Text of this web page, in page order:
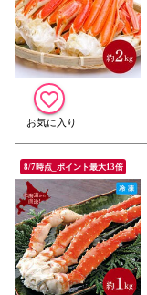
8/7時点_ポイント最大13倍